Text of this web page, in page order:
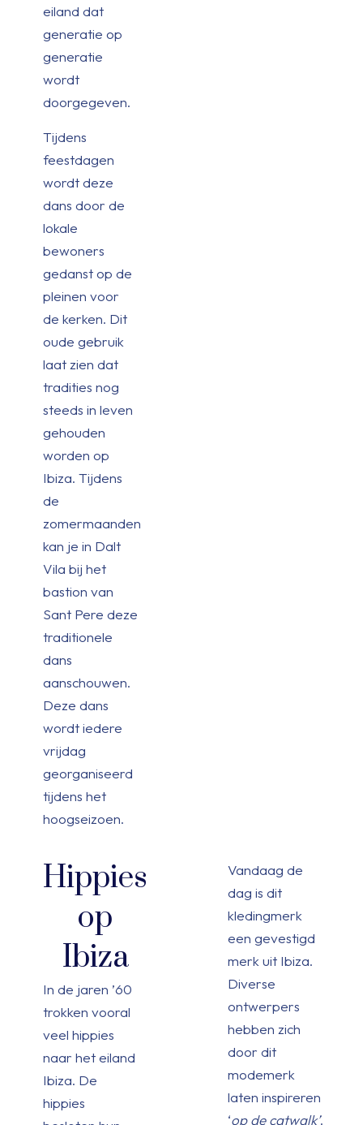
eiland dat
generatie op
generatie
wordt
doorgegeven.
Tijdens
feestdagen
wordt deze
dans door de
lokale
bewoners
gedanst op de
pleinen voor
de kerken. Dit
oude gebruik
laat zien dat
tradities nog
steeds in leven
gehouden
worden op
Ibiza. Tijdens
de
zomermaanden
kan je in Dalt
Vila bij het
bastion van
Sant Pere deze
traditionele
dans
aanschouwen.
Deze dans
wordt iedere
vrijdag
georganiseerd
tijdens het
hoogseizoen.
Hippies
op
Ibiza
In de jaren ’60
trokken vooral
veel hippies
naar het eiland
Ibiza. De
hippies
Vandaag de
dag is dit
kledingmerk
een gevestigd
merk uit Ibiza.
Diverse
ontwerpers
hebben zich
door dit
modemerk
laten inspireren
‘op de catwalk’.